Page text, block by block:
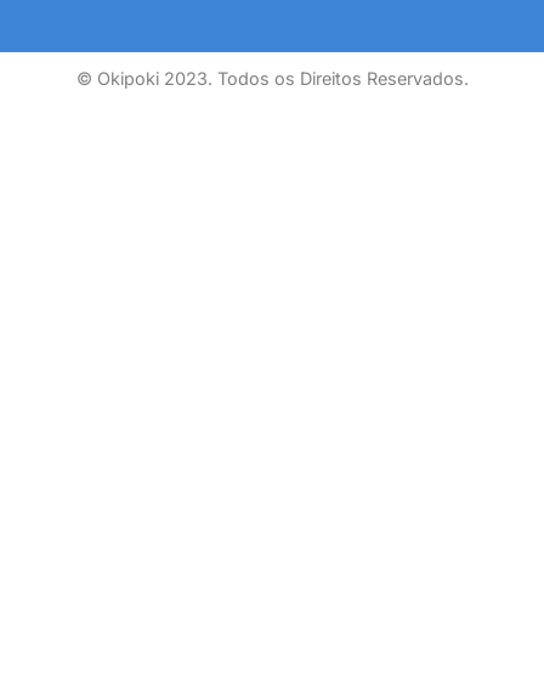
© Okipoki 2023. Todos os Direitos Reservados.